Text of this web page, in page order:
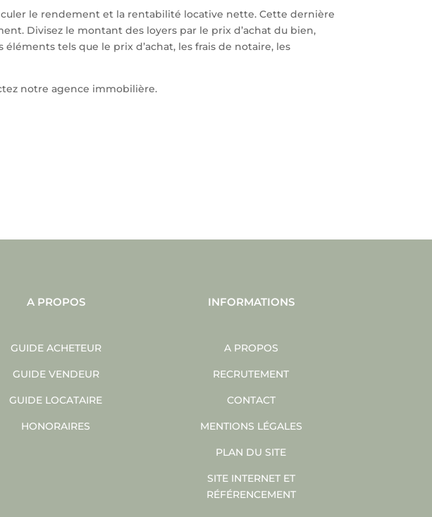
le rendement et la rentabilité locative nette. Cette dernière
Divisez le montant des loyers par le prix d’achat du bien,
tels que le prix d’achat, les frais de notaire, les
notre agence immobilière.
A PROPOS
GUIDE ACHETEUR
GUIDE VENDEUR
GUIDE LOCATAIRE
HONORAIRES
INFORMATIONS
A PROPOS
RECRUTEMENT
CONTACT
MENTIONS LÉGALES
PLAN DU SITE
SITE INTERNET ET
RÉFÉRENCEMENT